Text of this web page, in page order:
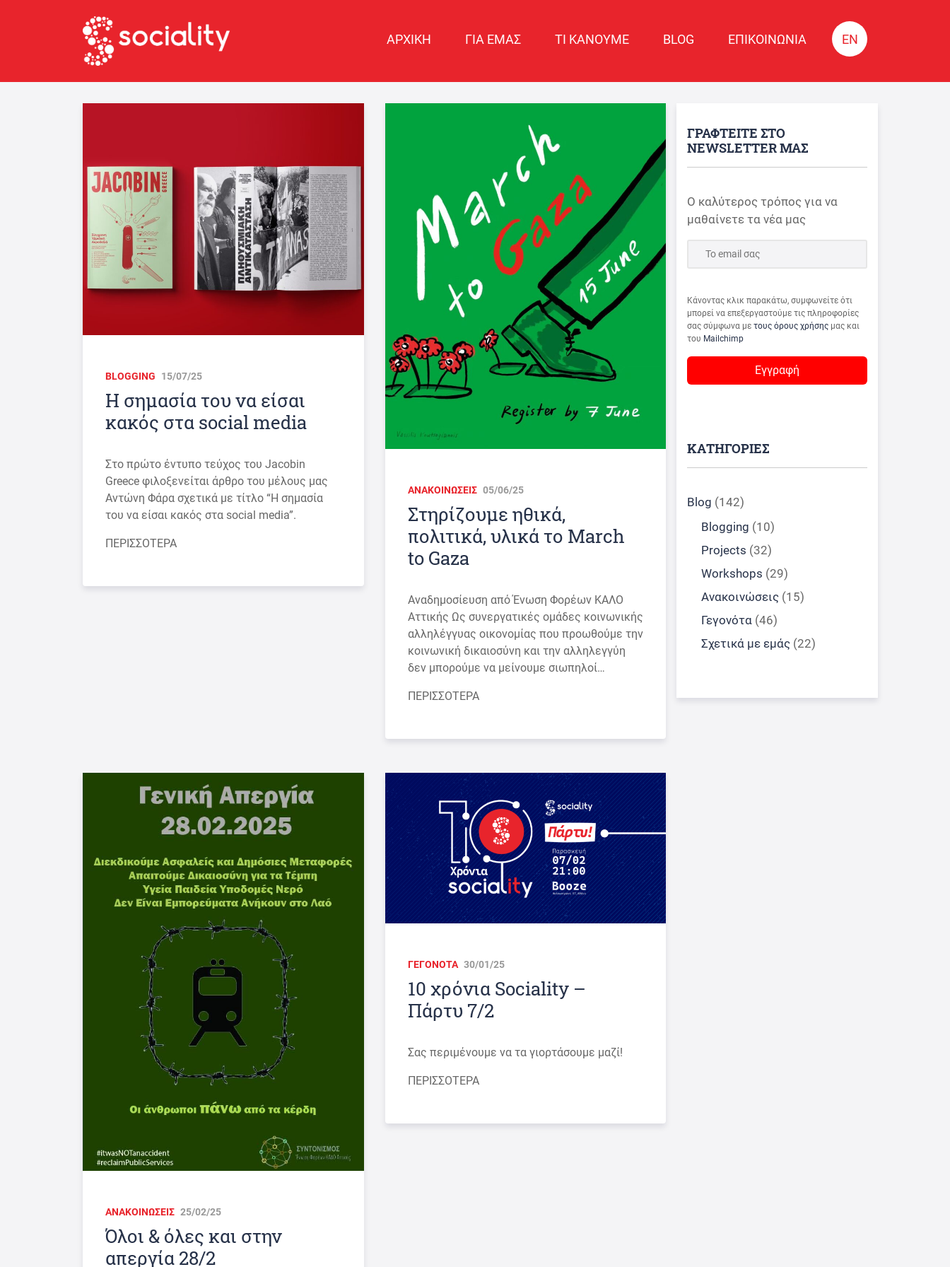
ΑΡΧΙΚΗ ΓΙΑ ΕΜΑΣ ΤΙ ΚΑΝΟΥΜΕ BLOG ΕΠΙΚΟΙΝΩΝΙΑ EN
BLOGGING 15/07/25
Η σημασία του να είσαι
κακός στα social media
Στο πρώτο έντυπο τεύχος του Jacobin
Greece φιλοξενείται άρθρο του μέλους μας
Αντώνη Φάρα σχετικά με τίτλο “Η σημασία
του να είσαι κακός στα social media”.
ΠΕΡΙΣΣΟΤΕΡΑ
ΑΝΑΚΟΙΝΩΣΕΙΣ 05/06/25
Στηρίζουμε ηθικά,
πολιτικά, υλικά το March
to Gaza
Αναδημοσίευση από Ένωση Φορέων ΚΑΛΟ
Αττικής Ως συνεργατικές ομάδες κοινωνικής
αλληλέγγυας οικονομίας που προωθούμε την
κοινωνική δικαιοσύνη και την αλληλεγγύη
δεν μπορούμε να μείνουμε σιωπηλοί…
ΠΕΡΙΣΣΟΤΕΡΑ
ΑΝΑΚΟΙΝΩΣΕΙΣ 25/02/25
Όλοι & όλες και στην
απεργία 28/2
ΓΕΓΟΝΟΤΑ 30/01/25
10 χρόνια Sociality –
Πάρτυ 7/2
Σας περιμένουμε να τα γιορτάσουμε μαζί!
ΠΕΡΙΣΣΟΤΕΡΑ
ΓΡΑΦΤΕΙΤΕ ΣΤΟ
NEWSLETTER ΜΑΣ
Ο καλύτερος τρόπος για να
μαθαίνετε τα νέα μας
Κάνοντας κλικ παρακάτω, συμφωνείτε ότι
μπορεί να επεξεργαστούμε τις πληροφορίες
σας σύμφωνα με τους όρους χρήσης μας και
του Mailchimp
ΚΑΤΗΓΟΡΙΕΣ
Blog (142)
Blogging (10)
Projects (32)
Workshops (29)
Ανακοινώσεις (15)
Γεγονότα (46)
Σχετικά με εμάς (22)